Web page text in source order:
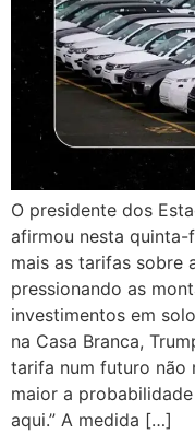
O presidente dos
afirmou nesta quinta-
mais as tarifas sobre
pressionando as
investimentos em
na Casa Branca,
tarifa num futuro não
maior a
aqui.” A medida […]